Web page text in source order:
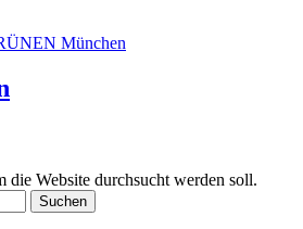
die Website durchsucht werden soll.
Suchen